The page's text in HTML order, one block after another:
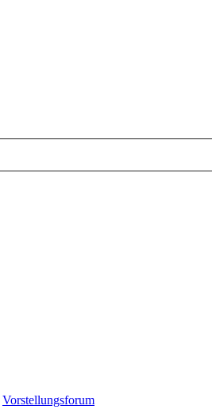
Vorstellungsforum